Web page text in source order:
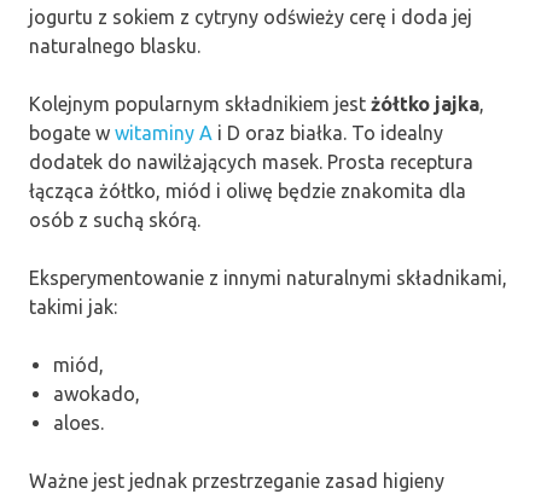
jogurtu z sokiem z cytryny odświeży cerę i doda jej
naturalnego blasku.
Kolejnym popularnym składnikiem jest żółtko jajka,
bogate w witaminy A i D oraz białka. To idealny
dodatek do nawilżających masek. Prosta receptura
łącząca żółtko, miód i oliwę będzie znakomita dla
osób z suchą skórą.
Eksperymentowanie z innymi naturalnymi składnikami,
takimi jak:
miód,
awokado,
aloes.
Ważne jest jednak przestrzeganie zasad higieny